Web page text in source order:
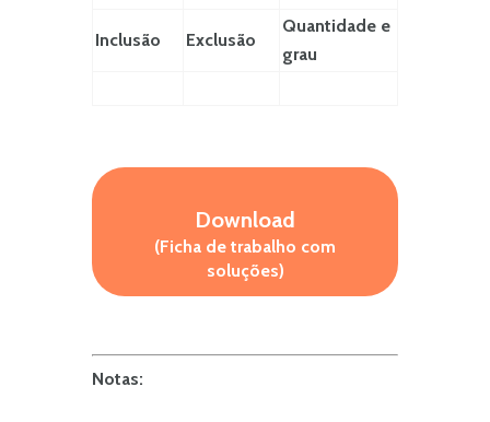
Inclusão Exclusão
Quantidade e
grau
Download
(Ficha de trabalho com
soluções)
Notas: